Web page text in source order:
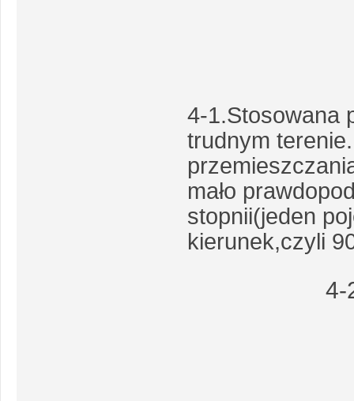
4-1.Stosowana
trudnym
mało
stopnii(jeden
kierunek,czyli
4-